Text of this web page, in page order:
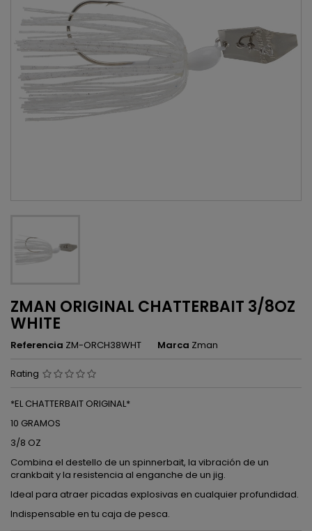
ZMAN ORIGINAL CHATTERBAIT 3/8OZ
WHITE
Referencia ZM-ORCH38WHT Marca Zman
Rating
*EL CHATTERBAIT ORIGINAL*
10 GRAMOS
3/8 OZ
Combina el destello de un spinnerbait, la vibración de un
crankbait y la resistencia al enganche de un jig.
Ideal para atraer picadas explosivas en cualquier profundidad.
Indispensable en tu caja de pesca.